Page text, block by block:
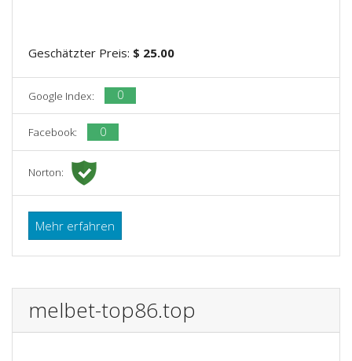
Geschätzter Preis: $ 25.00
Google Index: 0
Facebook: 0
Norton:
Mehr erfahren
melbet-top86.top